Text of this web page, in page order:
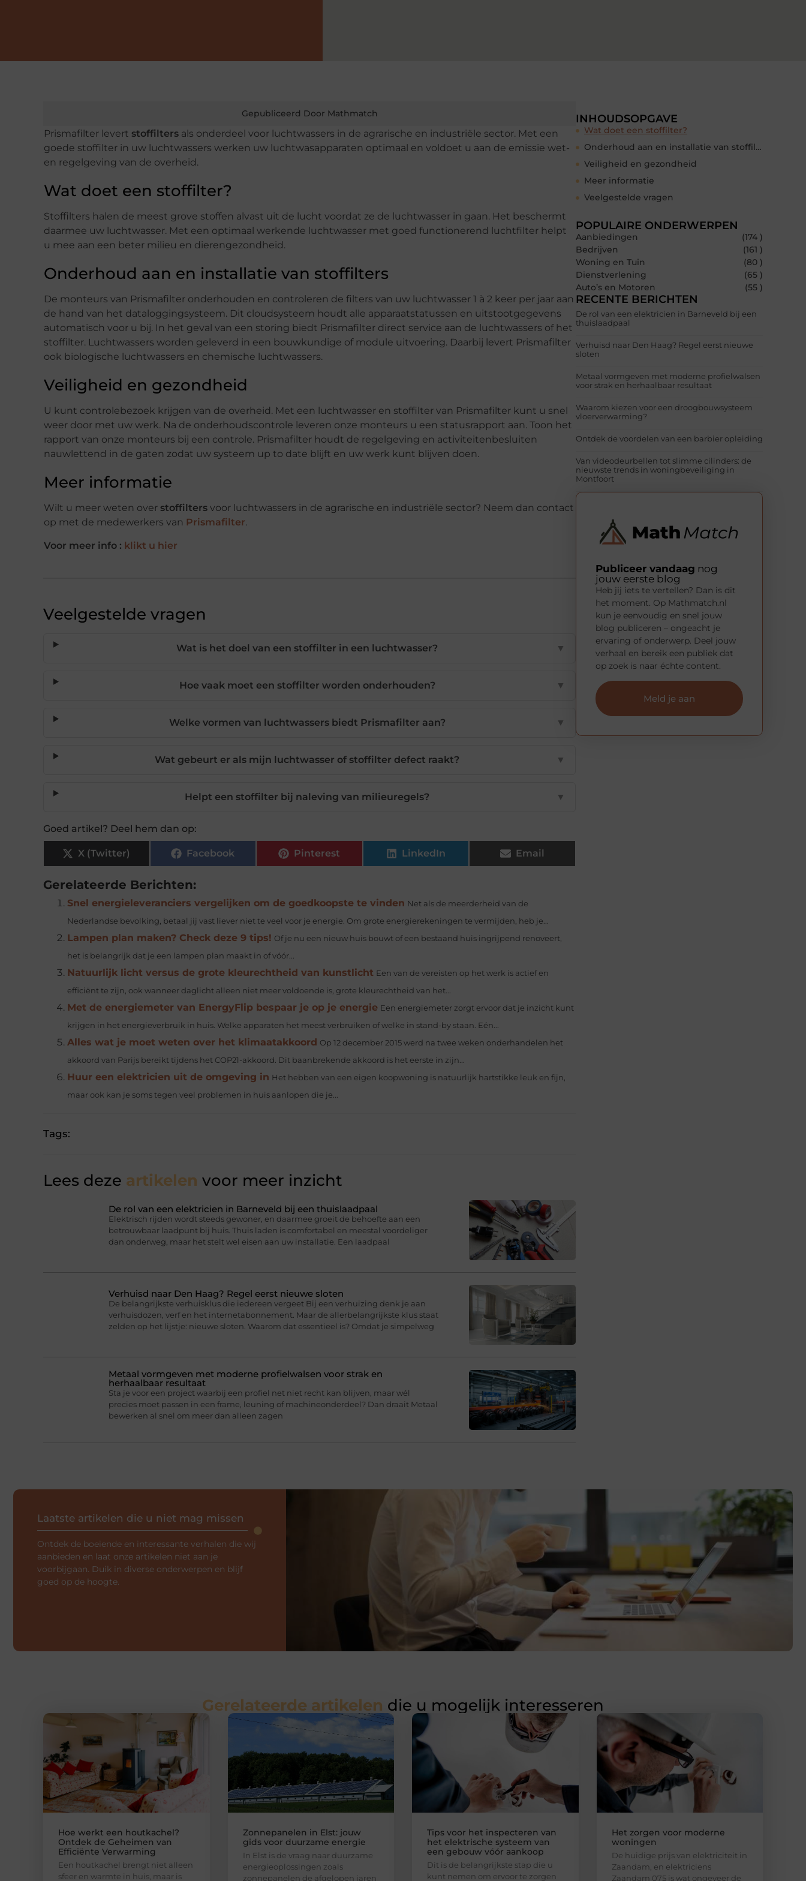
Gepubliceerd Door Mathmatch
Prismafilter levert stoffilters als onderdeel voor luchtwassers in de agrarische en industriële sector. Met een
goede stoffilter in uw luchtwassers werken uw luchtwasapparaten optimaal en voldoet u aan de emissie wet-
en regelgeving van de overheid.
Wat doet een stoffilter?
Stoffilters halen de meest grove stoffen alvast uit de lucht voordat ze de luchtwasser in gaan. Het beschermt
daarmee uw luchtwasser. Met een optimaal werkende luchtwasser met goed functionerend luchtfilter helpt
u mee aan een beter milieu en dierengezondheid.
Onderhoud aan en installatie van stoffilters
De monteurs van Prismafilter onderhouden en controleren de filters van uw luchtwasser 1 à 2 keer per jaar aan
de hand van het dataloggingsysteem. Dit cloudsysteem houdt alle apparaatstatussen en uitstootgegevens
automatisch voor u bij. In het geval van een storing biedt Prismafilter direct service aan de luchtwassers of het
stoffilter. Luchtwassers worden geleverd in een bouwkundige of module uitvoering. Daarbij levert Prismafilter
ook biologische luchtwassers en chemische luchtwassers.
Veiligheid en gezondheid
U kunt controlebezoek krijgen van de overheid. Met een luchtwasser en stoffilter van Prismafilter kunt u snel
weer door met uw werk. Na de onderhoudscontrole leveren onze monteurs u een statusrapport aan. Toon het
rapport van onze monteurs bij een controle. Prismafilter houdt de regelgeving en activiteitenbesluiten
nauwlettend in de gaten zodat uw systeem up to date blijft en uw werk kunt blijven doen.
Meer informatie
Wilt u meer weten over stoffilters voor luchtwassers in de agrarische en industriële sector? Neem dan contact
op met de medewerkers van Prismafilter.
Voor meer info : klikt u hier
Veelgestelde vragen
Wat is het doel van een stoffilter in een luchtwasser? ▼
Hoe vaak moet een stoffilter worden onderhouden? ▼
Welke vormen van luchtwassers biedt Prismafilter aan? ▼
Wat gebeurt er als mijn luchtwasser of stoffilter defect raakt? ▼
Helpt een stoffilter bij naleving van milieuregels? ▼
Goed artikel? Deel hem dan op:
X (Twitter) Facebook Pinterest LinkedIn Email
Gerelateerde Berichten:
Snel energieleveranciers vergelijken om de goedkoopste te vinden Net als de meerderheid van de
Nederlandse bevolking, betaal jij vast liever niet te veel voor je energie. Om grote energierekeningen te vermijden, heb je...
Lampen plan maken? Check deze 9 tips! Of je nu een nieuw huis bouwt of een bestaand huis ingrijpend renoveert,
het is belangrijk dat je een lampen plan maakt in of vóór...
Natuurlijk licht versus de grote kleurechtheid van kunstlicht Een van de vereisten op het werk is actief en
efficiënt te zijn, ook wanneer daglicht alleen niet meer voldoende is, grote kleurechtheid van het...
Met de energiemeter van EnergyFlip bespaar je op je energie Een energiemeter zorgt ervoor dat je inzicht kunt
krijgen in het energieverbruik in huis. Welke apparaten het meest verbruiken of welke in stand-by staan. Eén...
Alles wat je moet weten over het klimaatakkoord Op 12 december 2015 werd na twee weken onderhandelen het
akkoord van Parijs bereikt tijdens het COP21-akkoord. Dit baanbrekende akkoord is het eerste in zijn...
Huur een elektricien uit de omgeving in Het hebben van een eigen koopwoning is natuurlijk hartstikke leuk en fijn,
maar ook kan je soms tegen veel problemen in huis aanlopen die je...
Tags:
Lees deze artikelen voor meer inzicht
De rol van een elektricien in Barneveld bij een thuislaadpaal
Elektrisch rijden wordt steeds gewoner, en daarmee groeit de behoefte aan een
betrouwbaar laadpunt bij huis. Thuis laden is comfortabel en meestal voordeliger
dan onderweg, maar het stelt wel eisen aan uw installatie. Een laadpaal
Verhuisd naar Den Haag? Regel eerst nieuwe sloten
De belangrijkste verhuisklus die iedereen vergeet Bij een verhuizing denk je aan
verhuisdozen, verf en het internetabonnement. Maar de allerbelangrijkste klus staat
zelden op het lijstje: nieuwe sloten. Waarom dat essentieel is? Omdat je simpelweg
Metaal vormgeven met moderne profielwalsen voor strak en
herhaalbaar resultaat
Sta je voor een project waarbij een profiel net niet recht kan blijven, maar wél
precies moet passen in een frame, leuning of machineonderdeel? Dan draait Metaal
bewerken al snel om meer dan alleen zagen
INHOUDSOPGAVE
Wat doet een stoffilter?
Onderhoud aan en installatie van stoffilters
Veiligheid en gezondheid
Meer informatie
Veelgestelde vragen
POPULAIRE ONDERWERPEN
Aanbiedingen
(174 )
Bedrijven
(161 )
Woning en Tuin
(80 )
Dienstverlening
(65 )
Auto’s en Motoren
(55 )
RECENTE BERICHTEN
De rol van een elektricien in Barneveld bij een
thuislaadpaal
Verhuisd naar Den Haag? Regel eerst nieuwe
sloten
Metaal vormgeven met moderne profielwalsen
voor strak en herhaalbaar resultaat
Waarom kiezen voor een droogbouwsysteem
vloerverwarming?
Ontdek de voordelen van een barbier opleiding
Van videodeurbellen tot slimme cilinders: de
nieuwste trends in woningbeveiliging in
Montfoort
Publiceer vandaag nog
jouw eerste blog
Heb jij iets te vertellen? Dan is dit
het moment. Op Mathmatch.nl
kun je eenvoudig en snel jouw
blog publiceren – ongeacht je
ervaring of onderwerp. Deel jouw
verhaal en bereik een publiek dat
op zoek is naar échte content.
Meld je aan
Laatste artikelen die u niet mag missen
Ontdek de boeiende en interessante verhalen die wij
aanbieden en laat onze artikelen niet aan je
voorbijgaan. Duik in diverse onderwerpen en blijf
goed op de hoogte.
Gerelateerde artikelen die u mogelijk interesseren
Hoe werkt een houtkachel?
Ontdek de Geheimen van
Efficiënte Verwarming
Een houtkachel brengt niet alleen
sfeer en warmte in huis, maar is
Zonnepanelen in Elst: jouw
gids voor duurzame energie
In Elst is de vraag naar duurzame
energieoplossingen zoals
zonnepanelen de afgelopen jaren
Tips voor het inspecteren van
het elektrische systeem van
een gebouw vóór aankoop
Dit is de belangrijkste stap die u
kunt nemen om ervoor te zorgen
Het zorgen voor moderne
woningen
De huidige prijs van elektriciteit in
Zaandam, en elektriciens
Zaandam 075 is wat ongeveer de